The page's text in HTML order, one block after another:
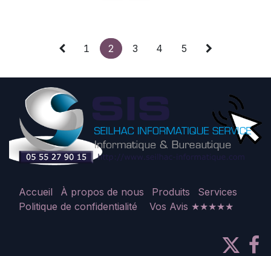
1 2 3 4 5
Accueil À propos de nous Produits
Services
Politique de confidentialité
Vos Avis ★★★★★